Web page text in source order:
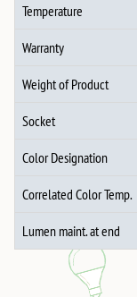
Temperature
Warranty
Weight of Product
Socket
Color Designation
Correlated Color Temp.
Lumen maint. at end